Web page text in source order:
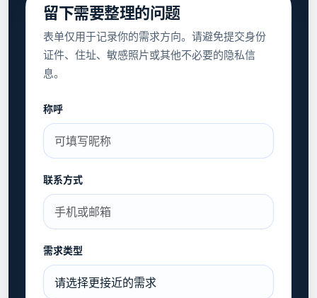
留下需要整理的问题
表单仅用于记录你的需求方向。请避免提交身份
证件、住址、敏感照片或其他不必要的隐私信
息。
称呼
联系方式
需求类型